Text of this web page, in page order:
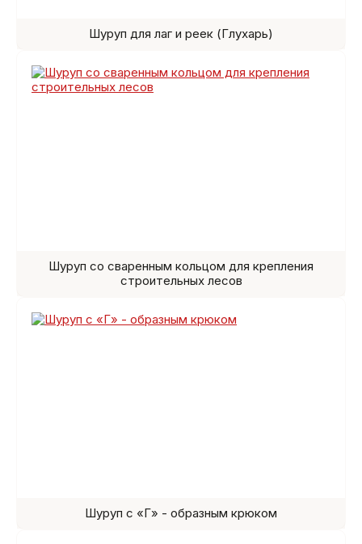
Шуруп для лаг и реек (Глухарь)
Шуруп со сваренным кольцом для крепления
строительных лесов
Шуруп с «Г» - образным крюком